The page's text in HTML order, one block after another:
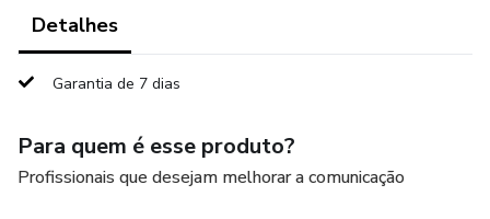
Comunicação Comportamental: Aprenda a interpretar e
eficácia das suas mensagens.
expressar suas emoções de maneira que fortaleça suas
relações e construa confiança.
Detalhes
Garantia de 7 dias
Para quem é esse produto?
Profissionais que desejam melhorar a comunicação